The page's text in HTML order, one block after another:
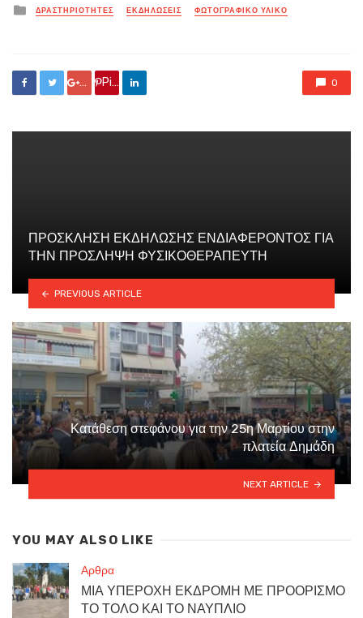
Posted
in
ΔΡΑΣΤΗΡΙΟΤΗΤΕΣ ΕΚΔΗΛΏΣΕΙΣ ΦΩΤΟΓΡΑΦΙΚΟ ΥΛΙΚΟ
Google +
Pin it 0
ΠΡΟΣΚΛΗΣΗ ΕΚΔΗΛΩΣΗΣ ΕΝΔΙΑΦΕΡΟΝΤΟΣ ΓΙΑ
ΤΗΝ ΠΡΟΣΛΗΨΗ ΦΥΣΙΚΟΘΕΡΑΠΕΥΤΗ
PREVIOUS ARTICLE
Κατάθεση στεφάνου για την 25η Μαρτίου στην
πλατεία Δημάδη
NEXT ARTICLE
YOU MAY ALSO LIKE
Αρθρα
ΜΙΑ ΥΠΕΡΟΧΗ ΕΚΔΡΟΜΗ ΜΕ ΠΡΟΟΡΙΣΜΟ
ΤΟ ΤΟΛΟ ΚΑΙ ΤΟ ΝΑΥΠΛΙΟ